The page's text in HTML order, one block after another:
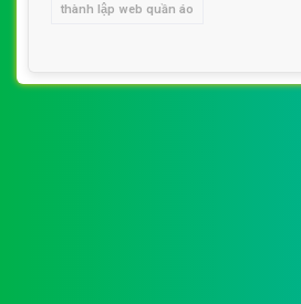
thành lập web quần áo